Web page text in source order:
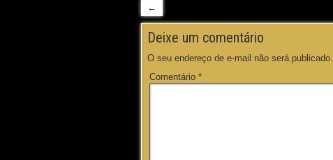
←
Deixe um comentário
O seu endereço de e-mail não será publicado.
Comentário *